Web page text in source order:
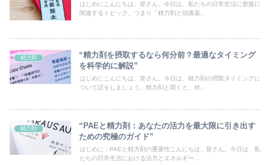
はじめにこんにちは、皆さん。今日は、私たちの日常生活に密接に
関連するトピック、つまり「精力剤と頭痛薬...
精力剤
“精力剤を摂取するなら何分前？最適なタイミング
を科学的に解説”
はじめにこんにちは、皆さん。今日は、精力剤の摂取タイミングに
ついて話をしましょう。精力剤と聞くと、何...
精力剤
“PAEと精力剤：あなたの活力を最大限に引き出す
ための究極のガイド”
はじめに：PAEと精力剤の重要性こんにちは、皆さん。今日は、私
たちの日常生活における活力とエネルギー...